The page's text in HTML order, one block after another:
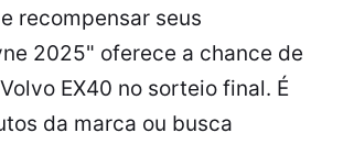
recompensar seus
2025" oferece a chance de
EX40 no sorteio final. É
da marca ou busca